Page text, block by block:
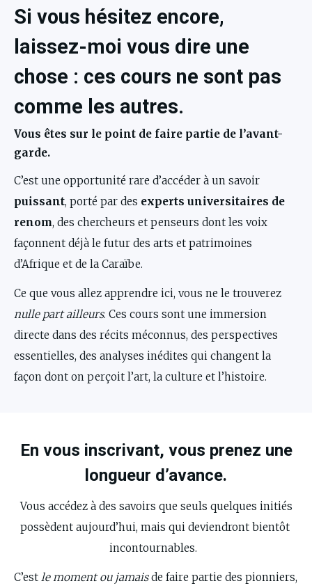
Si vous hésitez encore,
laissez-moi vous dire une
chose : ces cours ne sont pas
comme les autres.
Vous êtes sur le point de faire partie de l’avant-
garde.
puissant, porté par des experts universitaires de
renom, des chercheurs et penseurs dont les voix
façonnent déjà le futur des arts et patrimoines
d’Afrique et de la Caraïbe.
nulle part ailleurs. Ces cours sont une immersion
directe dans des récits méconnus, des perspectives
essentielles, des analyses inédites qui changent la
façon dont on perçoit l’art, la culture et l’histoire.
En vous inscrivant, vous prenez une
longueur d’avance.
Vous accédez à des savoirs que seuls quelques initiés
possèdent aujourd’hui, mais qui deviendront bientôt
incontournables.
C’est le moment ou jamais de faire partie des pionniers,